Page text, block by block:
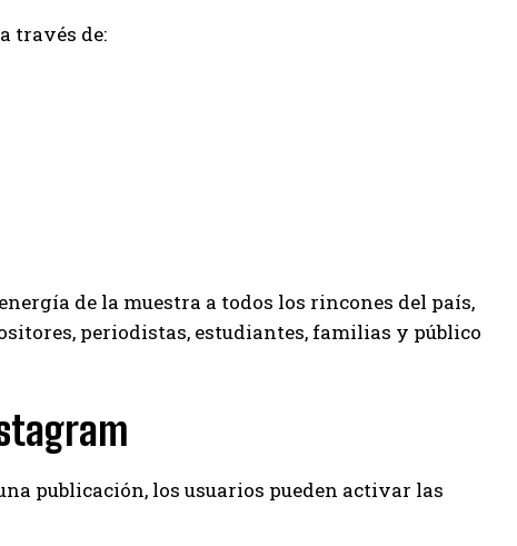
través de:
de la muestra a todos los rincones del país,
periodistas, estudiantes, familias y público
publicación, los usuarios pueden activar las